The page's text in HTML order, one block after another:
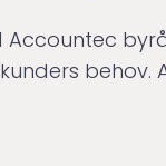
Accountec
kunders behov.